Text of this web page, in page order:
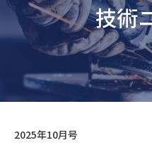
技術
2025年10月号